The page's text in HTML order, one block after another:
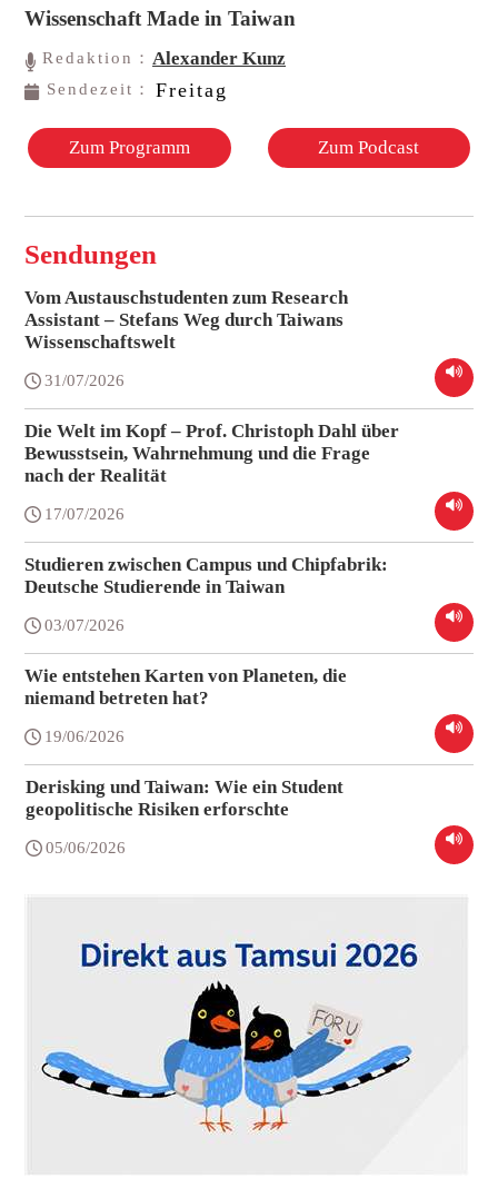
Wissenschaft Made in Taiwan
Redaktion： Alexander Kunz
Sendezeit： Freitag
Zum Programm Zum Podcast
Sendungen
Vom Austauschstudenten zum Research
Assistant – Stefans Weg durch Taiwans
Wissenschaftswelt
31/07/2026
Die Welt im Kopf – Prof. Christoph Dahl über
Bewusstsein, Wahrnehmung und die Frage
nach der Realität
17/07/2026
Studieren zwischen Campus und Chipfabrik:
Deutsche Studierende in Taiwan
03/07/2026
Wie entstehen Karten von Planeten, die
niemand betreten hat?
19/06/2026
Derisking und Taiwan: Wie ein Student
geopolitische Risiken erforschte
05/06/2026